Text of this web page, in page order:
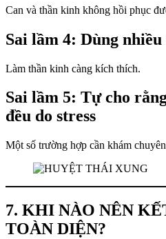
Can và thần kinh không hồi phục
Sai lầm 4: Dùng nhiều
Làm thần kinh càng kích thích.
Sai lầm 5: Tự cho
đều do stress
Một số trường hợp cần khám
7. KHI NÀO NÊN
TOÀN DIỆN?